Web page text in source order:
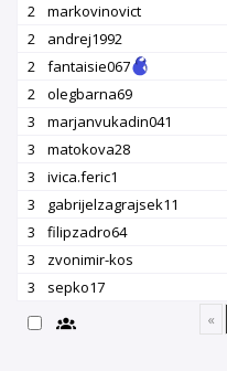
2
markovinovict
2
andrej1992
2
fantaisie067
2
olegbarna69
3
marjanvukadin041
3
matokova28
3
ivica.feric1
3
gabrijelzagrajsek11
3
filipzadro64
3
zvonimir-kos
3
sepko17
«